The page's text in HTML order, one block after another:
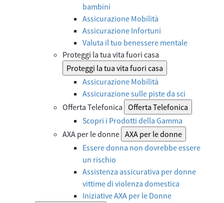
bambini
Assicurazione Mobilità
Assicurazione Infortuni
Valuta il tuo benessere mentale
Proteggi la tua vita fuori casa
Proteggi la tua vita fuori casa
Assicurazione Mobilità
Assicurazione sulle piste da sci
Offerta Telefonica Offerta Telefonica
Scopri i Prodotti della Gamma
AXA per le donne AXA per le donne
Essere donna non dovrebbe essere
un rischio
Assistenza assicurativa per donne
vittime di violenza domestica
Iniziative AXA per le Donne